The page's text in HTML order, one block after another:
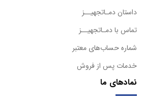
داستان دمـاتجهیــز
تماس با دمـاتجهیــز
شماره حساب‌های معتبر
خدمات پس از فروش
نمادهای ما